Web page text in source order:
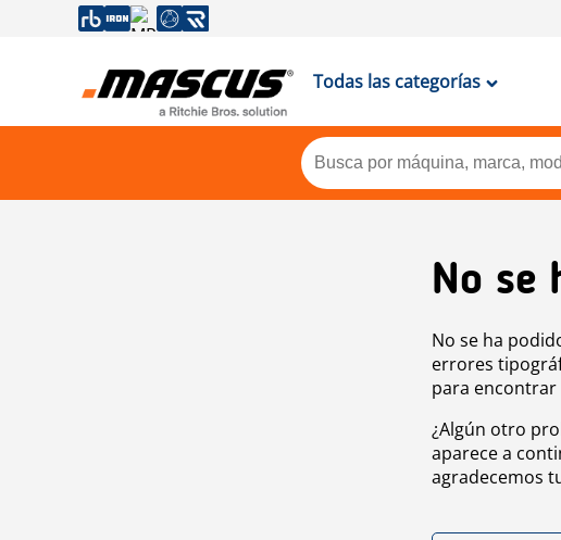
Todas las categorías
No se
No se ha
errores
para encontrar
¿Algún otro
aparece a
agradecemos